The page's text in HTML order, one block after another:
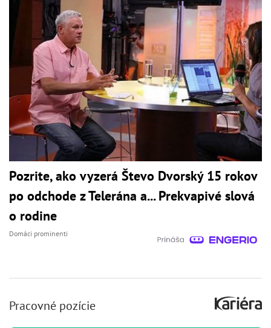
Pozrite, ako vyzerá Števo Dvorský 15 rokov
po odchode z Telerána a... Prekvapivé slová
o rodine
Domáci prominenti
Pracovné pozície